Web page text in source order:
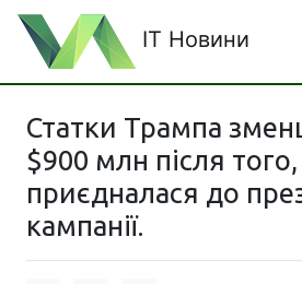
IT Новини
Статки Трампа
$900 млн після того,
приєдналася до
кампанії.